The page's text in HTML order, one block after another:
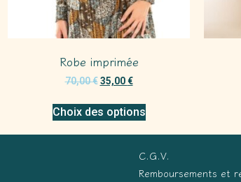
Robe imprimée
70,00€ 35,00€
Choix des options
C.G.V.
Remboursements et